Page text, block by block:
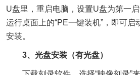
U盘里，重启电脑，设置U盘为第一
运行桌面上的“PE一键装机”，即可启
安装。
3、光盘安装（有光盘）